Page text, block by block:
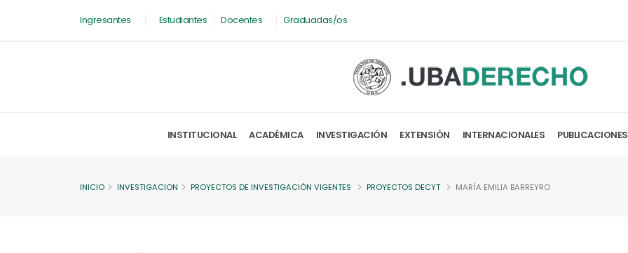
Ingresantes Estudiantes Docentes Graduadas/os
INSTITUCIONAL ACADÉMICA INVESTIGACIÓN EXTENSIÓN INTERNACIONALES PUBLICACIONES
INICIO INVESTIGACION PROYECTOS DE INVESTIGACIÓN VIGENTES PROYECTOS DECYT MARÍA EMILIA BARREYRO